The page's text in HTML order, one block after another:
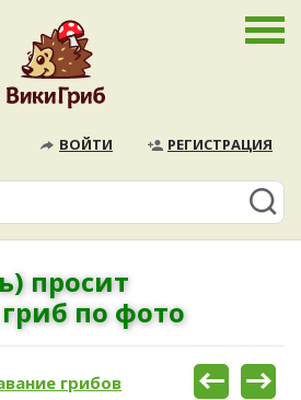
ВОЙТИ РЕГИСТРАЦИЯ
просит
по фото
грибов